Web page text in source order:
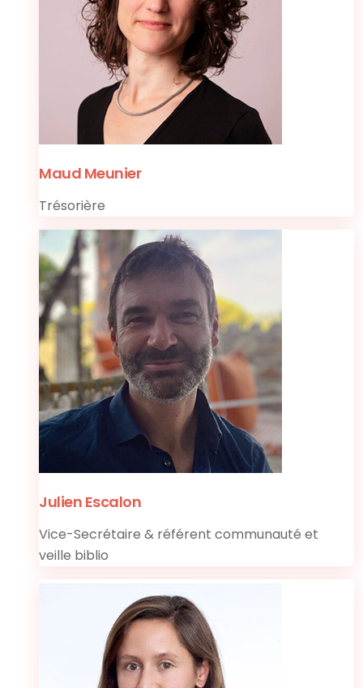
Maud Meunier
Trésorière
Julien Escalon
Vice-Secrétaire & référent communauté et
veille biblio